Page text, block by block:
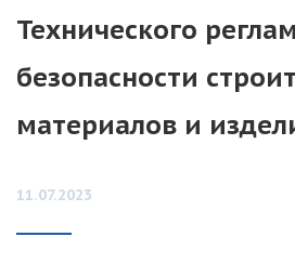
Технического
безопасности
материалов и
11.07.2023